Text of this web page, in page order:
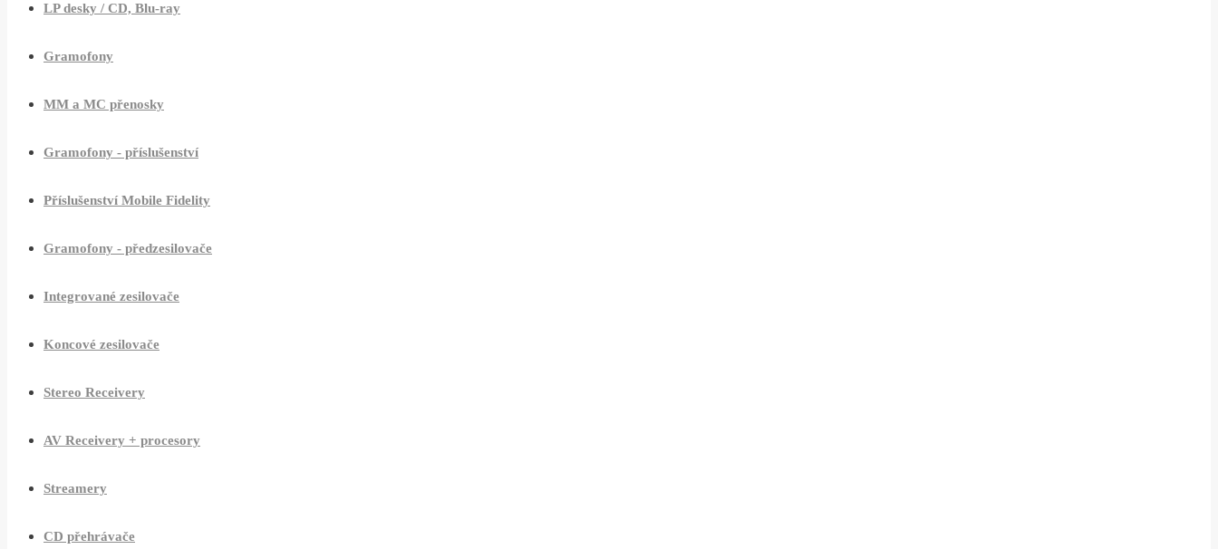
LP desky / CD, Blu-ray
Gramofony
MM a MC přenosky
Gramofony - příslušenství
Příslušenství Mobile Fidelity
Gramofony - předzesilovače
Integrované zesilovače
Koncové zesilovače
Stereo Receivery
AV Receivery + procesory
Streamery
CD přehrávače